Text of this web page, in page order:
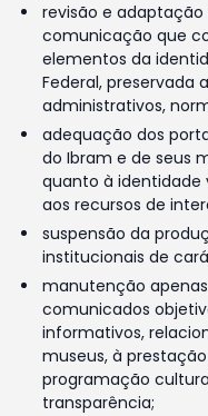
revisão e
comunicação que
elementos da
Federal, preservada
administrativos,
adequação dos
do Ibram e de seus
quanto à identidade
aos recursos de
suspensão da
institucionais de
manutenção
comunicados
informativos,
museus, à
programação
transparência;